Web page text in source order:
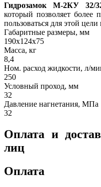
Гидрозамок М-2КУ 32/
который позволяет более
пользоваться для этой
Габаритные размеры, мм
190х124х75
Масса, кг
8,4
Ном. расход жидкости, л/
250
Условный проход, мм
32
Давление нагнетания, МПа
32
Оплата и
лиц
Оплата